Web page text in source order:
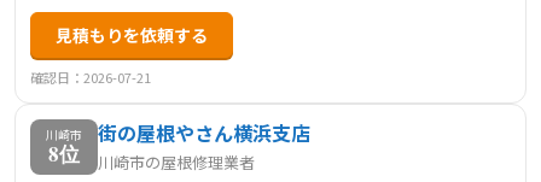
見積もりを依頼する
確認日：2026-07-21
川崎市
8位
街の屋根やさん横浜支店
川崎市の屋根修理業者